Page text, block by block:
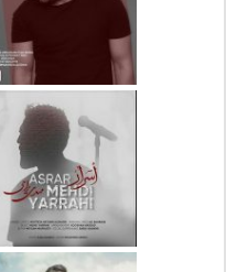
دانلود آهنگ جدید رضا
بهرام بنام نگار